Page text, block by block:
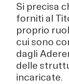
Si precisa
forniti al
proprio
cui sono
dagli
delle
incaricate.